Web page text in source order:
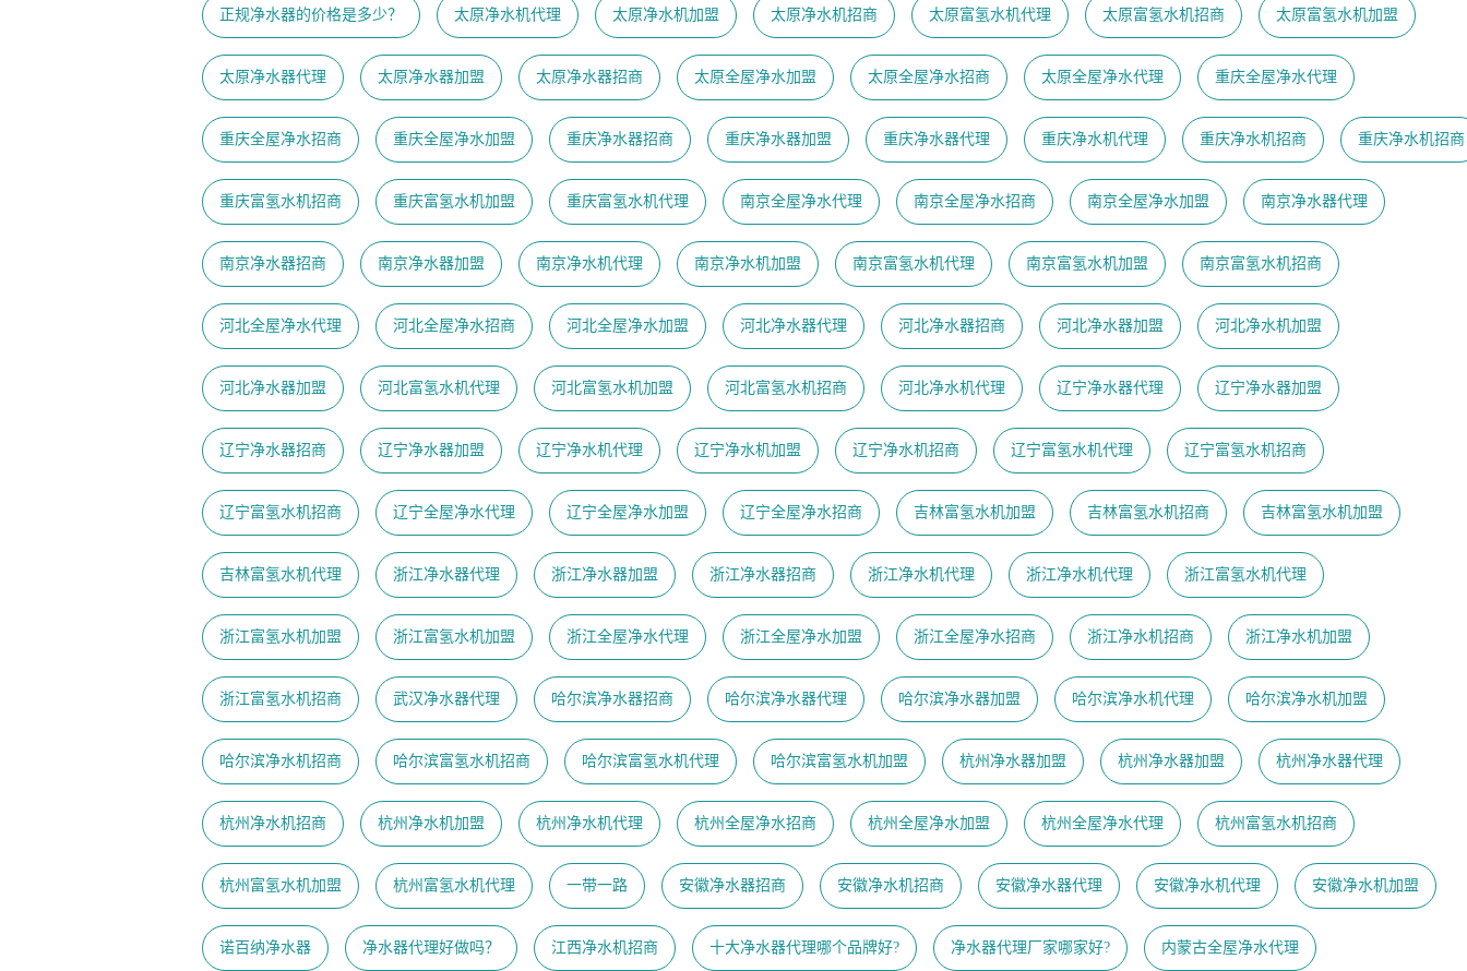
正规净水器的价格是多少？ 太原净水机代理 太原净水机加盟 太原净水机招商 太原富氢水机代理 太原富氢水机招商 太原富氢水机加盟
太原净水器代理 太原净水器加盟 太原净水器招商 太原全屋净水加盟 太原全屋净水招商 太原全屋净水代理 重庆全屋净水代理
重庆全屋净水招商 重庆全屋净水加盟 重庆净水器招商 重庆净水器加盟 重庆净水器代理 重庆净水机代理 重庆净水机招商 重庆净水机招商
重庆富氢水机招商 重庆富氢水机加盟 重庆富氢水机代理 南京全屋净水代理 南京全屋净水招商 南京全屋净水加盟 南京净水器代理
南京净水器招商 南京净水器加盟 南京净水机代理 南京净水机加盟 南京富氢水机代理 南京富氢水机加盟 南京富氢水机招商
河北全屋净水代理 河北全屋净水招商 河北全屋净水加盟 河北净水器代理 河北净水器招商 河北净水器加盟 河北净水机加盟
河北净水器加盟 河北富氢水机代理 河北富氢水机加盟 河北富氢水机招商 河北净水机代理 辽宁净水器代理 辽宁净水器加盟
辽宁净水器招商 辽宁净水器加盟 辽宁净水机代理 辽宁净水机加盟 辽宁净水机招商 辽宁富氢水机代理 辽宁富氢水机招商
辽宁富氢水机招商 辽宁全屋净水代理 辽宁全屋净水加盟 辽宁全屋净水招商 吉林富氢水机加盟 吉林富氢水机招商 吉林富氢水机加盟
吉林富氢水机代理 浙江净水器代理 浙江净水器加盟 浙江净水器招商 浙江净水机代理 浙江净水机代理 浙江富氢水机代理
浙江富氢水机加盟 浙江富氢水机加盟 浙江全屋净水代理 浙江全屋净水加盟 浙江全屋净水招商 浙江净水机招商 浙江净水机加盟
浙江富氢水机招商 武汉净水器代理 哈尔滨净水器招商 哈尔滨净水器代理 哈尔滨净水器加盟 哈尔滨净水机代理 哈尔滨净水机加盟
哈尔滨净水机招商 哈尔滨富氢水机招商 哈尔滨富氢水机代理 哈尔滨富氢水机加盟 杭州净水器加盟 杭州净水器加盟 杭州净水器代理
杭州净水机招商 杭州净水机加盟 杭州净水机代理 杭州全屋净水招商 杭州全屋净水加盟 杭州全屋净水代理 杭州富氢水机招商
杭州富氢水机加盟 杭州富氢水机代理 一带一路 安徽净水器招商 安徽净水机招商 安徽净水器代理 安徽净水机代理 安徽净水机加盟
诺百纳净水器 净水器代理好做吗？ 江西净水机招商 十大净水器代理哪个品牌好? 净水器代理厂家哪家好? 内蒙古全屋净水代理